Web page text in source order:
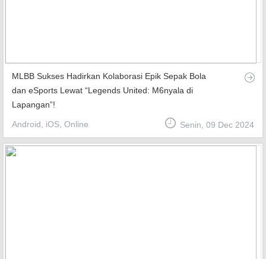
MLBB Sukses Hadirkan Kolaborasi Epik Sepak Bola
dan eSports Lewat “Legends United: M6nyala di
Lapangan”!
Android, iOS, Online Senin, 09 Dec 2024